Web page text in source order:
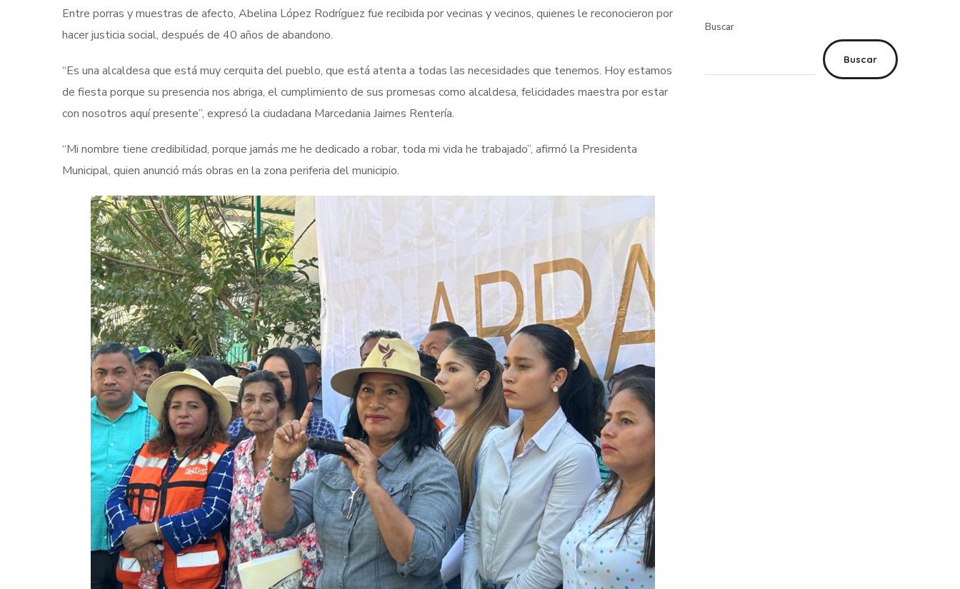
Entre porras y muestras de afecto, Abelina López Rodríguez fue recibida por vecinas y vecinos, quienes le reconocieron por
hacer justicia social, después de 40 años de abandono.
“Es una alcaldesa que está muy cerquita del pueblo, que está atenta a todas las necesidades que tenemos. Hoy estamos
de fiesta porque su presencia nos abriga, el cumplimiento de sus promesas como alcaldesa, felicidades maestra por estar
con nosotros aquí presente”, expresó la ciudadana Marcedania Jaimes Rentería.
“Mi nombre tiene credibilidad, porque jamás me he dedicado a robar, toda mi vida he trabajado”, afirmó la Presidenta
Municipal, quien anunció más obras en la zona periferia del municipio.
Buscar
Buscar